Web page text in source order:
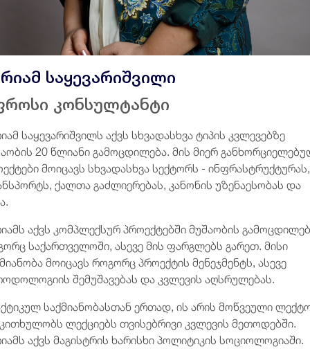
საყევარიშვილი
კონსულტანტი
საყევარიშვილს აქვს სხვადასხვა ტიპის კვლევებზე
20 წლიანი გამოცდილება. მის მიერ
მოიცავს სხვადასხვა სექტორს - ინფრასტრუქტურას,
ქალთა გაძლიერებას, კანონის უზენაესობას და
აქვს კომპლექსურ პროექტებში მუშაობის
საქართველოში, ასევე მის ფარგლებს გარეთ. მისი
მოიცავს როგორც პროექტის მენეჯმენტს, ასევე
შემუშავებას და კვლევის აღსრულებას.
საქმიანობასთან ერთად, ის არის მოწვეული
ლექციებს თვისებრივი კვლევის მეთოდებში.
აქვს მაგისტრის ხარისხი პოლიტიკის სოციოლოგიაში.